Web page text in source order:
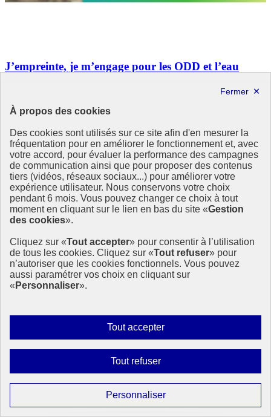
À propos des cookies
Des cookies sont utilisés sur ce site afin d'en mesurer la
fréquentation pour en améliorer le fonctionnement et, avec
votre accord, pour évaluer la performance des campagnes
de communication ainsi que pour proposer des contenus
tiers (vidéos, réseaux sociaux...) pour améliorer votre
expérience utilisateur. Nous conservons votre choix
pendant 6 mois. Vous pouvez changer ce choix à tout
moment en cliquant sur le lien en bas du site «Gestion
des cookies».
Cliquez sur «Tout accepter» pour consentir à l’utilisation
de tous les cookies. Cliquez sur «Tout refuser» pour
n’autoriser que les cookies fonctionnels. Vous pouvez
aussi paramétrer vos choix en cliquant sur
« Personnaliser».
Tout accepterAutoriser
tous
Tout refuserInterdire
tous
PersonnaliserParamétrer
les
J’empreinte, je m’engage pour les ODD et l’eau
Un dispositif artistique autour des ODD, déployé par l'association
29 mai 2022 - 3 juin 2022